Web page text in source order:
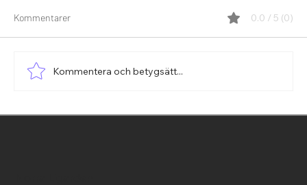
Hur Väl Utnyttjar Ditt Team Sin Mångfald?
Kommentarer 0.0 / 5 (0)
Kommentera och betygsätt...